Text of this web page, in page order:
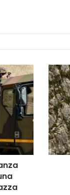
S
I
C
U
R
E
Z
Z
A